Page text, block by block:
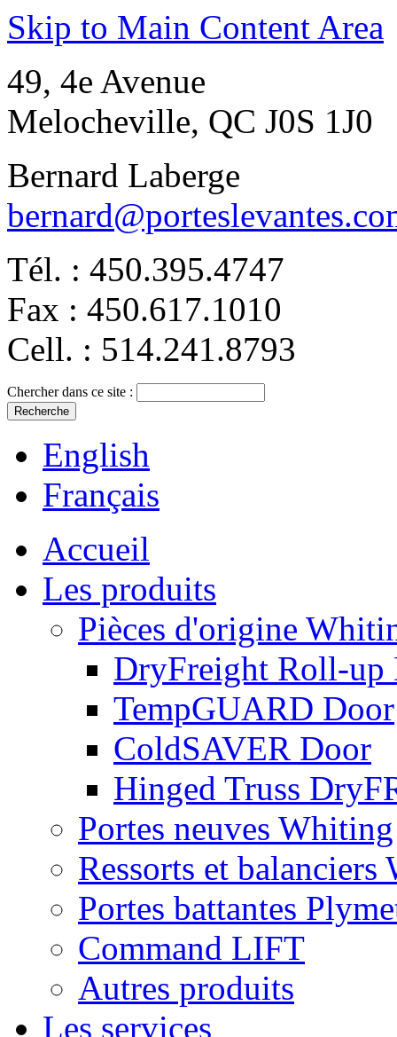
Skip to Main Content Area
49, 4e Avenue
Melocheville, QC J0S 1J0
Bernard Laberge
Tél. : 450.395.4747
Fax : 450.617.1010
Cell. : 514.241.8793
Chercher dans ce site :
English
Français
Accueil
Les produits
Pièces d'origine
DryFreight Roll-up
TempGUARD Door
ColdSAVER Door
Hinged Truss
Portes neuves Whiting
Ressorts et
Portes battantes
Command LIFT
Autres produits
Les services